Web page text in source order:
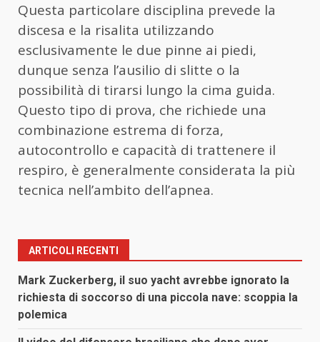
Questa particolare disciplina prevede la
discesa e la risalita utilizzando
esclusivamente le due pinne ai piedi,
dunque senza l’ausilio di slitte o la
possibilità di tirarsi lungo la cima guida.
Questo tipo di prova, che richiede una
combinazione estrema di forza,
autocontrollo e capacità di trattenere il
respiro, è generalmente considerata la più
tecnica nell’ambito dell’apnea.
ARTICOLI RECENTI
Mark Zuckerberg, il suo yacht avrebbe ignorato la
richiesta di soccorso di una piccola nave: scoppia la
polemica